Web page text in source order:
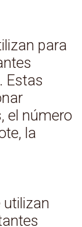
para
Estas
el número
la
utilizan